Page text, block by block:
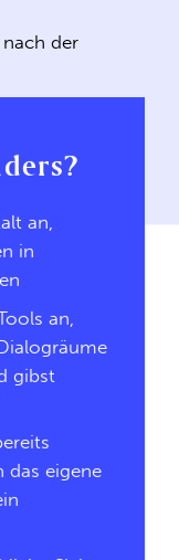
der
an,
in
an,
gibst
das eigene